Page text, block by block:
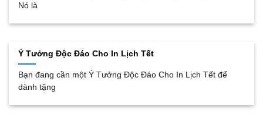
Nó là
Ý Tưởng Độc Đáo Cho In Lịch Tết
Bạn đang cần một Ý Tưởng Độc Đáo Cho In Lịch Tết để
dành tặng